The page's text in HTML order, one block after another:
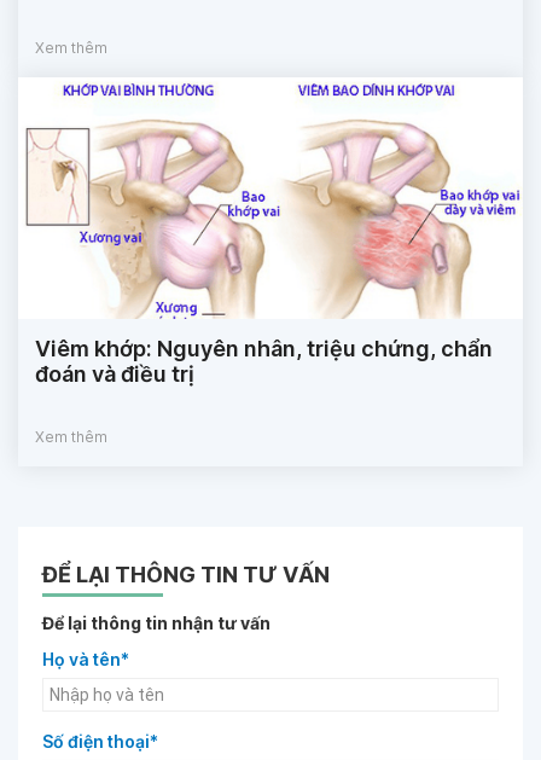
Xem thêm
Viêm khớp: Nguyên nhân, triệu chứng, chẩn
đoán và điều trị
Xem thêm
ĐỂ LẠI THÔNG TIN TƯ VẤN
Để lại thông tin nhận tư vấn
Họ và tên*
Số điện thoại*